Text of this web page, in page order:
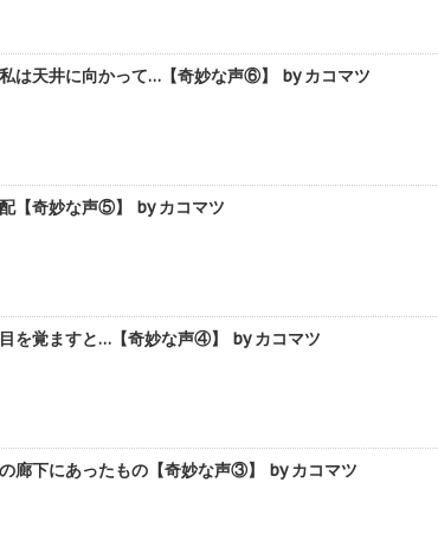
は天井に向かって…【奇妙な声⑥】 by カコマツ
【奇妙な声⑤】 by カコマツ
を覚ますと…【奇妙な声④】 by カコマツ
廊下にあったもの【奇妙な声③】 by カコマツ